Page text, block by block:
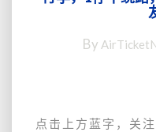
By
点击上方蓝字，关注